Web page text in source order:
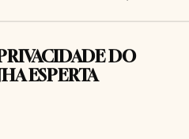
DO
ESPERTA